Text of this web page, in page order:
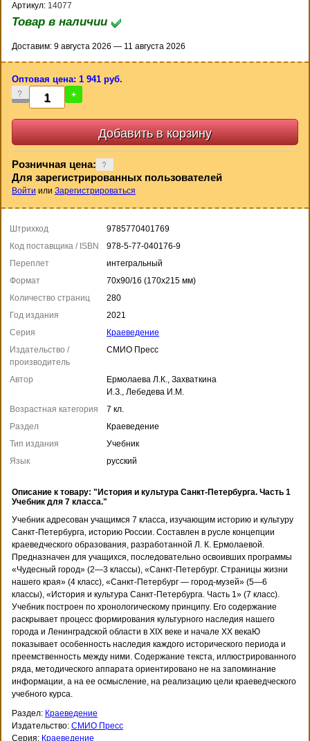
Артикул: 14077
Товар в наличии
Доставим: 9 августа 2026 — 11 августа 2026
Оптовая цена: 1 941 руб.
- +
Розничная цена:
Для зарегистрированных пользователей
Войти или Зарегистрироваться
Штрихкод
9785770401769
Код поставщика / ISBN
978-5-77-040176-9
Переплет
интегральный
Формат
70x90/16 (170x215 мм)
Количество страниц
280
Год издания
2021
Серия
Краеведение
Издательство /
производитель
СМИО Пресс
Автор
Ермолаева Л.К., Захваткина
И.З., Лебедева И.М.
Возрастная категория
7 кл.
Раздел
Краеведение
Тип издания
Учебник
Язык
русский
Описание к товару: "История и культура Санкт-Петербурга. Часть 1
Учебник для 7 класса."
Учебник адресован учащимся 7 класса, изучающим историю и культуру
Санкт-Петербурга, историю России. Составлен в русле концепции
краеведческого образования, разработанной Л. К. Ермолаевой.
Предназначен для учащихся, последовательно освоивших программы
«Чудесный город» (2—3 классы), «Санкт-Петербург. Страницы жизни
нашего края» (4 класс), «Санкт-Петербург — город-музей» (5—6
классы), «История и культура Санкт-Петербурга. Часть 1» (7 класс).
Учебник построен по хронологическому принципу. Его содержание
раскрывает процесс формирования культурного наследия нашего
города и Ленинградской области в XIX веке и начале XX векаЮ
показывает особенность наследия каждого исторического периода и
преемственность между ними. Содержание текста, иллюстрированного
ряда, методического аппарата ориентировано не на запоминание
информации, а на ее осмысление, на реализацию цели краеведческого
учебного курса.
Раздел: Краеведение
Издательство: СМИО Пресс
Серия: Краеведение